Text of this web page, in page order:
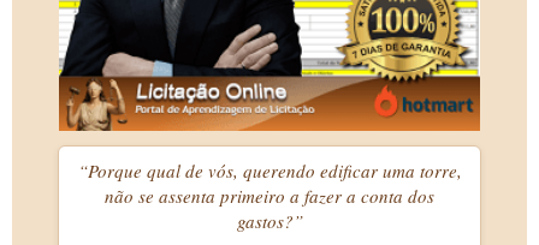
“Porque qual de vós, querendo edificar uma torre,
não se assenta primeiro a fazer a conta dos
gastos?”